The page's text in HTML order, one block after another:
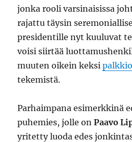
jonka rooli varsinaisissa
rajattu täysin
presidentille nyt kuuluvat
voisi siirtää
muuten oikein keksi
tekemistä.
Parhaimpana esimerkkinä
puhemies, jolle onPaavo
yritetty luoda edes